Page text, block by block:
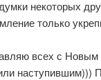
некоторых
только
всех с Новым
наступившим)))